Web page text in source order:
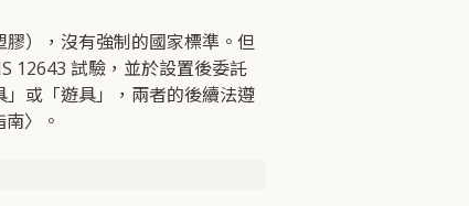
），沒有強制的國家標準。但
12643 試驗，並於設置後委託
或「遊具」，兩者的後續法遵
〉。